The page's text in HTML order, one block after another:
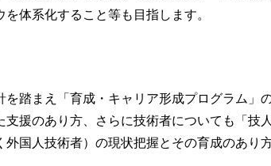
体系化すること等も目指します。
踏まえ「育成・キャリア形成プログラム」
援のあり方、さらに技術者についても「技
国人技術者）の現状把握とその育成のあり